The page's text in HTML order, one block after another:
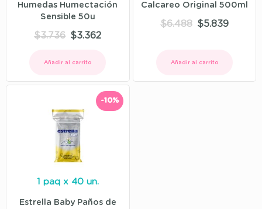
Humedas Humectación
Sensible 50u
$3.736 $3.362
Añadir al carrito
Calcareo Original 500ml
$6.488 $5.839
Añadir al carrito
-10%
1 paq x 40 un.
Estrella Baby Paños de